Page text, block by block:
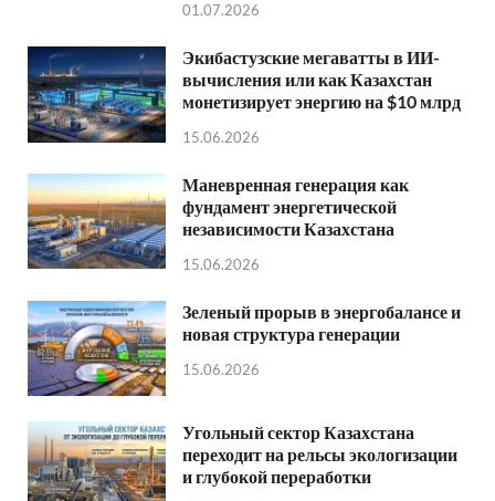
01.07.2026
Экибастузские мегаватты в ИИ-
вычисления или как Казахстан
монетизирует энергию на $10 млрд
15.06.2026
Маневренная генерация как
фундамент энергетической
независимости Казахстана
15.06.2026
Зеленый прорыв в энергобалансе и
новая структура генерации
15.06.2026
Угольный сектор Казахстана
переходит на рельсы экологизации
и глубокой переработки